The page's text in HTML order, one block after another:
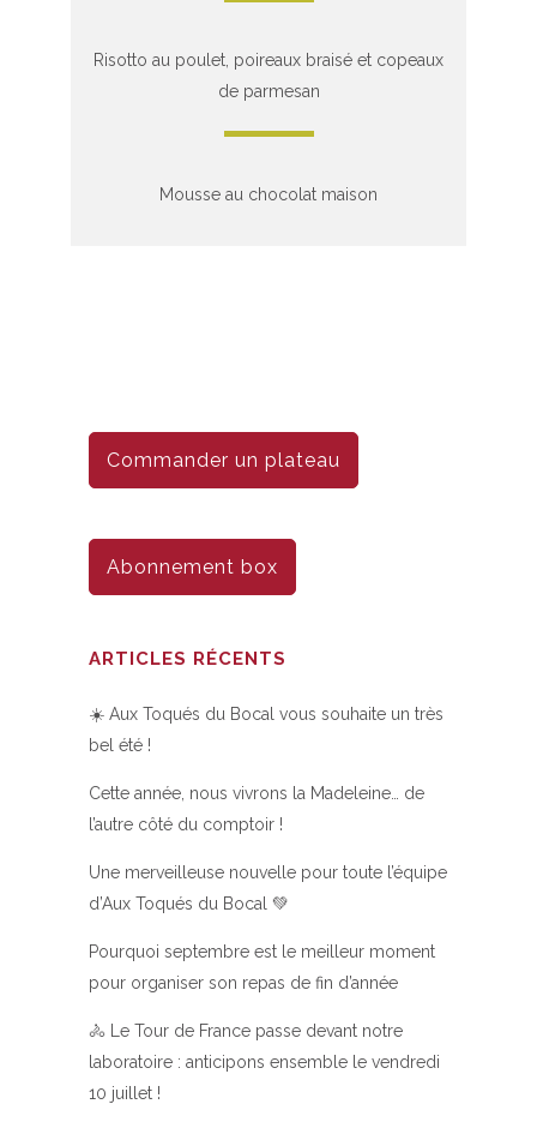
Risotto au poulet, poireaux braisé et copeaux
de parmesan
Mousse au chocolat maison
Commander un plateau
Abonnement box
ARTICLES RÉCENTS
☀️ Aux Toqués du Bocal vous souhaite un très
bel été !
Cette année, nous vivrons la Madeleine… de
l’autre côté du comptoir !
Une merveilleuse nouvelle pour toute l’équipe
d’Aux Toqués du Bocal 💚
Pourquoi septembre est le meilleur moment
pour organiser son repas de fin d’année
🚴 Le Tour de France passe devant notre
laboratoire : anticipons ensemble le vendredi
10 juillet !